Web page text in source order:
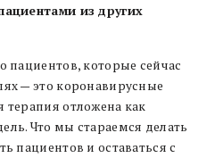
из других
пациентов, которые сейчас
— это коронавирусные
терапия отложена как
Что мы стараемся делать
пациентов и оставаться с